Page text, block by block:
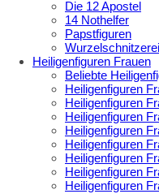
Die 12 Apostel
14 Nothelfer
Papstfiguren
Heiligenfiguren Frauen
Beliebte
Heiligenfiguren
Heiligenfiguren
Heiligenfiguren
Heiligenfiguren
Heiligenfiguren
Heiligenfiguren
Heiligenfiguren
Heiligenfiguren